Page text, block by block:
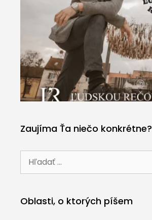
Zaujíma Ťa niečo konkrétne?
Oblasti, o ktorých píšem